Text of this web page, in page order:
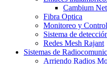
Cambium
Fibra Optica
Monitoreo y
Sistema de
Redes Mesh Rajant
Sistemas de
Arriendo Radios